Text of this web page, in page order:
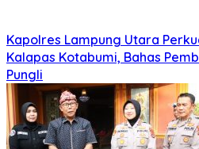
Kapolres Lampung Utara
Kalapas Kotabumi, Bahas
Pungli